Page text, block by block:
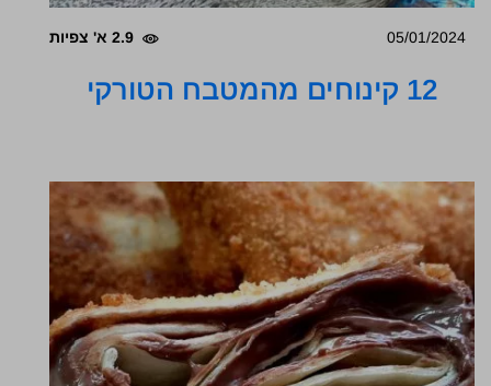
05/01/2024 2.9 א' צפיות
12 קינוחים מהמטבח הטורקי